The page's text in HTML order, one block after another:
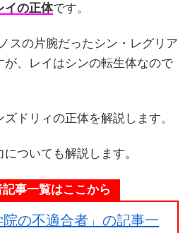
イの正体です。
スの片腕だったシン・レグリア
、レイはシンの転生体なので
ドリィの正体を解説します。
ついても解説します。
事一覧はここから
院の不適合者」の記事一